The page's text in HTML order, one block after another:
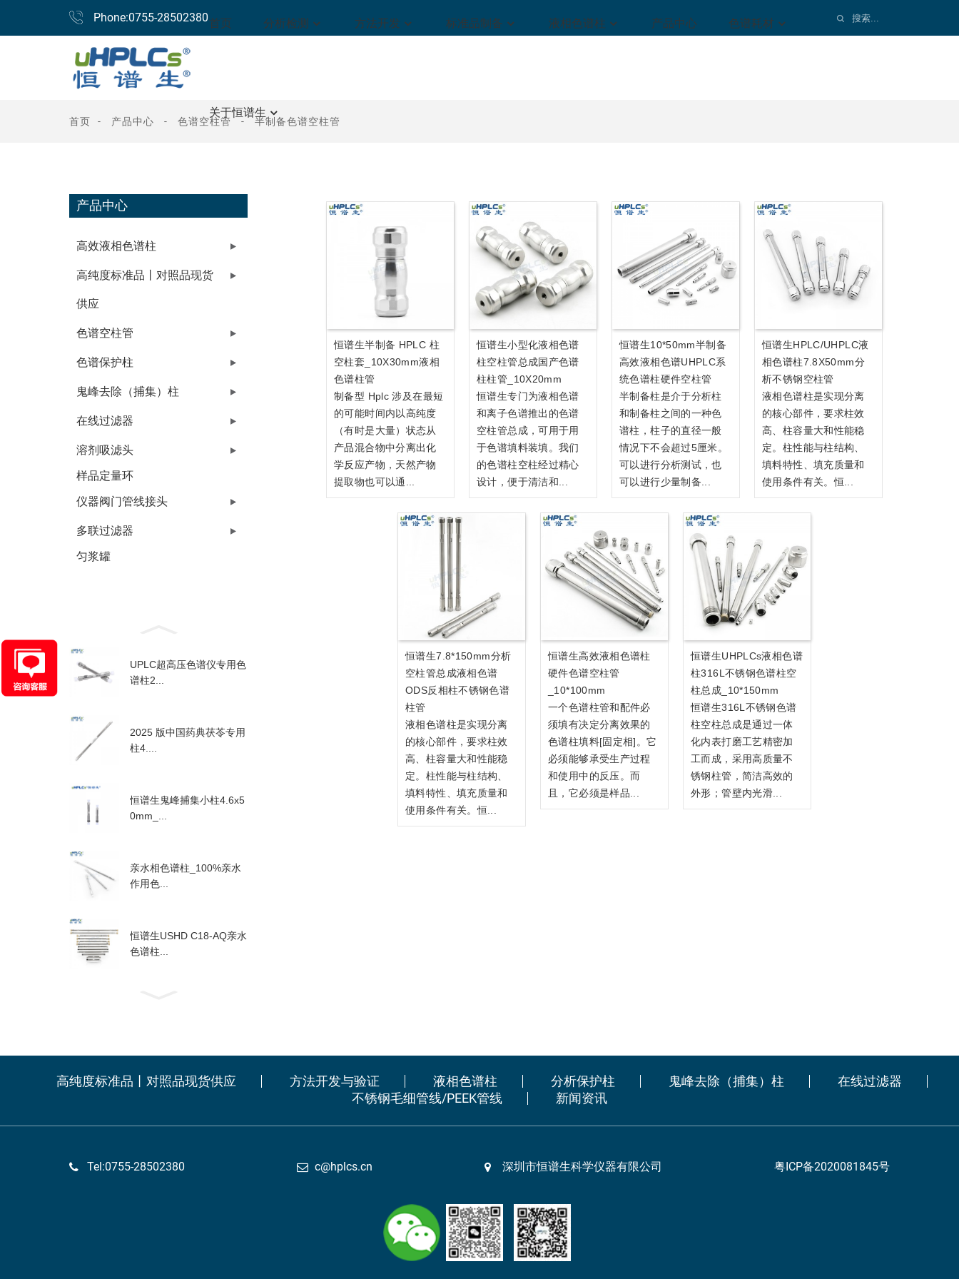
Phone:0755-28502380首页 分析检测 方法开发 标准品制备 液相色谱柱 产品中心 色谱耗材
关于恒谱生
首页 产品中心 色谱空柱管 半制备色谱空柱管
产品中心
高效液相色谱柱
高纯度标准品丨对照品现货
供应
色谱空柱管
色谱保护柱
鬼峰去除（捕集）柱
在线过滤器
溶剂吸滤头
样品定量环
仪器阀门管线接头
多联过滤器
匀浆罐
UPLC超高压色谱仪专用色
谱柱2...
2025 版中国药典茯苓专用
柱4....
恒谱生鬼峰捕集小柱4.6x5
0mm_...
亲水相色谱柱_100%亲水
作用色...
恒谱生USHD C18-AQ亲水
色谱柱...
恒谱生半制备 HPLC 柱
空柱套_10X30mm液相
色谱柱管
制备型 Hplc 涉及在最短
的可能时间内以高纯度
（有时是大量）状态从
产品混合物中分离出化
学反应产物，天然产物
提取物也可以通...
恒谱生小型化液相色谱
柱空柱管总成国产色谱
柱柱管_10X20mm
恒谱生专门为液相色谱
和离子色谱推出的色谱
空柱管总成，可用于用
于色谱填料装填。我们
的色谱柱空柱经过精心
设计，便于清洁和...
恒谱生10*50mm半制备
高效液相色谱UHPLC系
统色谱柱硬件空柱管
半制备柱是介于分析柱
和制备柱之间的一种色
谱柱，柱子的直径一般
情况下不会超过5厘米。
可以进行分析测试，也
可以进行少量制备...
恒谱生HPLC/UHPLC液
相色谱柱7.8X50mm分
析不锈钢空柱管
液相色谱柱是实现分离
的核心部件，要求柱效
高、柱容量大和性能稳
定。柱性能与柱结构、
填料特性、填充质量和
使用条件有关。恒...
恒谱生7.8*150mm分析
空柱管总成液相色谱
ODS反相柱不锈钢色谱
柱管
液相色谱柱是实现分离
的核心部件，要求柱效
高、柱容量大和性能稳
定。柱性能与柱结构、
填料特性、填充质量和
使用条件有关。恒...
恒谱生高效液相色谱柱
硬件色谱空柱管
_10*100mm
一个色谱柱管和配件必
须填有决定分离效果的
色谱柱填料[固定相]。它
必须能够承受生产过程
和使用中的反压。而
且，它必须是样品...
恒谱生uHPLCs液相色谱
柱316L不锈钢色谱柱空
柱总成_10*150mm
恒谱生316L不锈钢色谱
柱空柱总成是通过一体
化内表打磨工艺精密加
工而成，采用高质量不
锈钢柱管，简洁高效的
外形；管壁内光滑...
高纯度标准品丨对照品现货供应 方法开发与验证 液相色谱柱 分析保护柱 鬼峰去除（捕集）柱
在线过滤器
不锈钢毛细管线/PEEK管线
新闻资讯
Tel:0755-28502380 c@hplcs.cn 深圳市恒谱生科学仪器有限公司 粤ICP备2020081845号